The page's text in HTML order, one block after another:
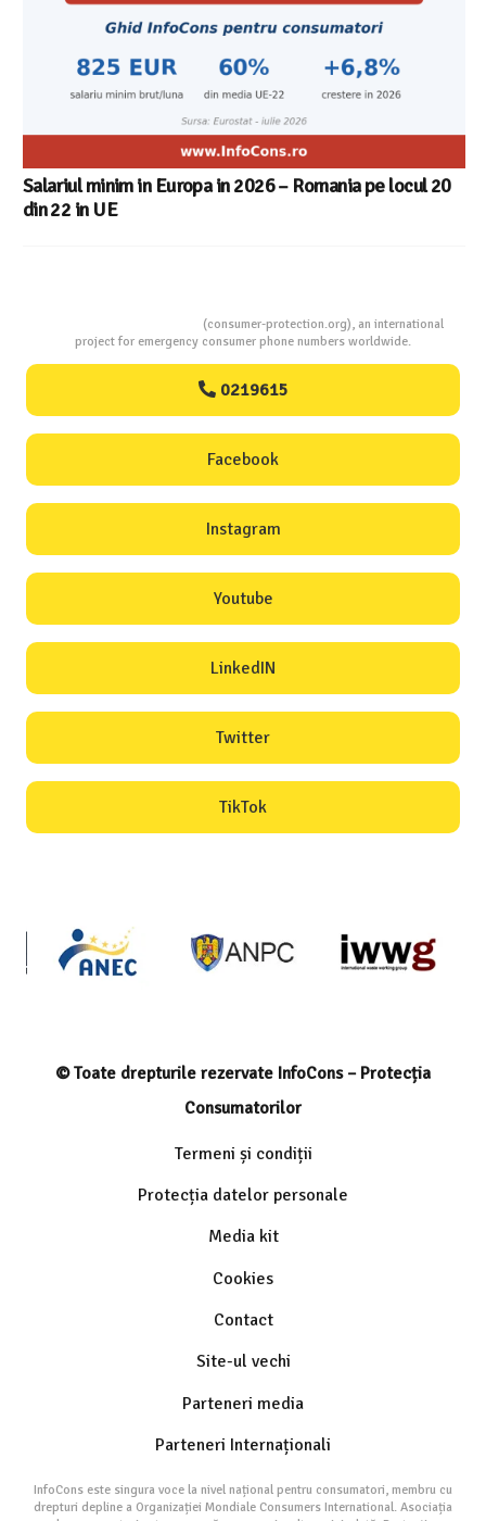
(consumer-protection.org), an international
project for emergency consumer phone numbers worldwide.
0219615
Facebook
Instagram
Youtube
LinkedIN
Twitter
TikTok
© Toate drepturile rezervate InfoCons – Protecția
Consumatorilor
Termeni și condiții
Protecția datelor personale
Media kit
Cookies
Contact
Site-ul vechi
Parteneri media
Parteneri Internaționali
InfoCons este singura voce la nivel național pentru consumatori, membru cu
drepturi depline a Organizației Mondiale Consumers International. Asociația